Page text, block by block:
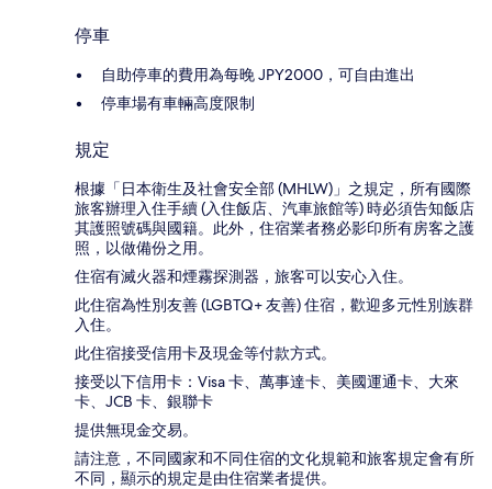
停車
自助停車的費用為每晚 JPY2000，可自由進出
停車場有車輛高度限制
規定
根據「日本衛生及社會安全部 (MHLW)」之規定，所有國際
旅客辦理入住手續 (入住飯店、汽車旅館等) 時必須告知飯店
其護照號碼與國籍。此外，住宿業者務必影印所有房客之護
照，以做備份之用。
住宿有滅火器和煙霧探測器，旅客可以安心入住。
此住宿為性別友善 (LGBTQ+ 友善) 住宿，歡迎多元性別族群
入住。
此住宿接受信用卡及現金等付款方式。
接受以下信用卡：Visa 卡、萬事達卡、美國運通卡、大來
卡、JCB 卡、銀聯卡
提供無現金交易。
請注意，不同國家和不同住宿的文化規範和旅客規定會有所
不同，顯示的規定是由住宿業者提供。